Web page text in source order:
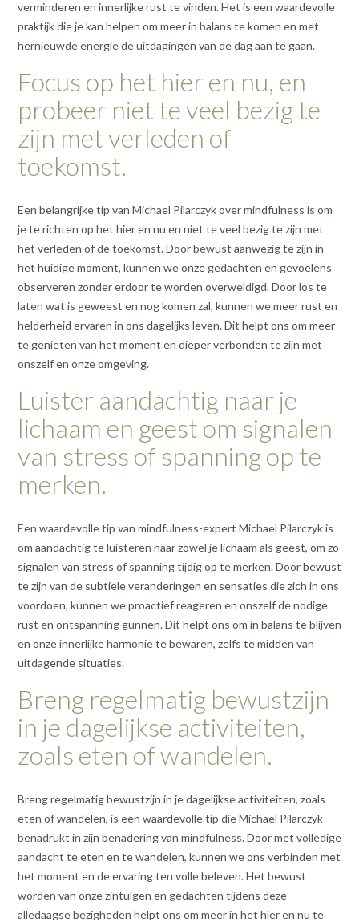
verminderen en innerlijke rust te vinden. Het is een waardevolle
praktijk die je kan helpen om meer in balans te komen en met
hernieuwde energie de uitdagingen van de dag aan te gaan.
Focus op het hier en nu, en
probeer niet te veel bezig te
zijn met verleden of
toekomst.
Een belangrijke tip van Michael Pilarczyk over mindfulness is om
je te richten op het hier en nu en niet te veel bezig te zijn met
het verleden of de toekomst. Door bewust aanwezig te zijn in
het huidige moment, kunnen we onze gedachten en gevoelens
observeren zonder erdoor te worden overweldigd. Door los te
laten wat is geweest en nog komen zal, kunnen we meer rust en
helderheid ervaren in ons dagelijks leven. Dit helpt ons om meer
te genieten van het moment en dieper verbonden te zijn met
onszelf en onze omgeving.
Luister aandachtig naar je
lichaam en geest om signalen
van stress of spanning op te
merken.
Een waardevolle tip van mindfulness-expert Michael Pilarczyk is
om aandachtig te luisteren naar zowel je lichaam als geest, om zo
signalen van stress of spanning tijdig op te merken. Door bewust
te zijn van de subtiele veranderingen en sensaties die zich in ons
voordoen, kunnen we proactief reageren en onszelf de nodige
rust en ontspanning gunnen. Dit helpt ons om in balans te blijven
en onze innerlijke harmonie te bewaren, zelfs te midden van
uitdagende situaties.
Breng regelmatig bewustzijn
in je dagelijkse activiteiten,
zoals eten of wandelen.
Breng regelmatig bewustzijn in je dagelijkse activiteiten, zoals
eten of wandelen, is een waardevolle tip die Michael Pilarczyk
benadrukt in zijn benadering van mindfulness. Door met volledige
aandacht te eten en te wandelen, kunnen we ons verbinden met
het moment en de ervaring ten volle beleven. Het bewust
worden van onze zintuigen en gedachten tijdens deze
alledaagse bezigheden helpt ons om meer in het hier en nu te